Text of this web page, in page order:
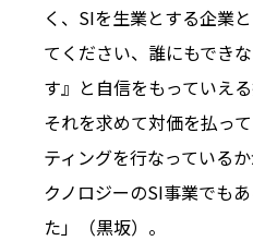
く、SIを生業とする企業
てください、誰にもでき
す』と自信をもっていえ
それを求めて対価を払っ
ティングを行なっている
クノロジーのSI事業でも
た」（黒坂）。